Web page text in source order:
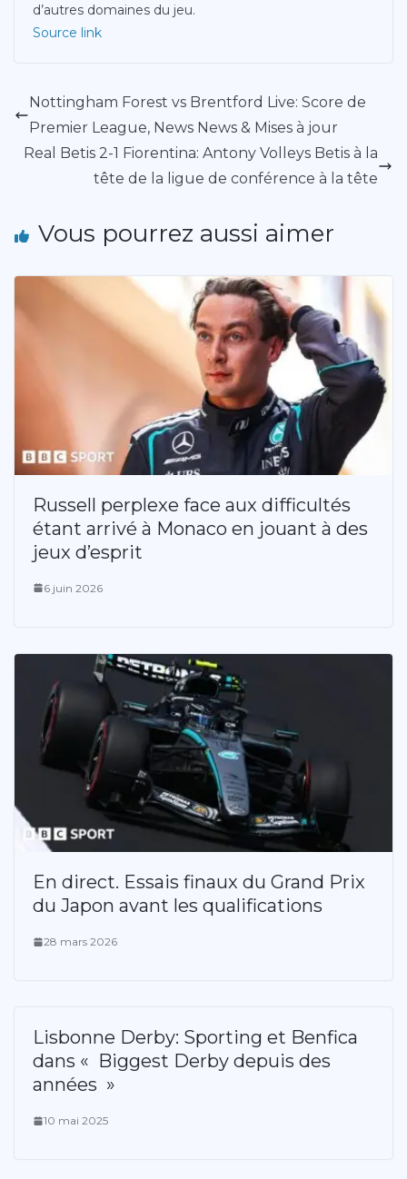
d’autres domaines du jeu.
Source link
Nottingham Forest vs Brentford Live: Score de
Premier League, News News & Mises à jour
Real Betis 2-1 Fiorentina: Antony Volleys Betis à la
tête de la ligue de conférence à la tête
Vous pourrez aussi aimer
Russell perplexe face aux difficultés
étant arrivé à Monaco en jouant à des
jeux d’esprit
6 juin 2026
En direct. Essais finaux du Grand Prix
du Japon avant les qualifications
28 mars 2026
Lisbonne Derby: Sporting et Benfica
dans « Biggest Derby depuis des
années »
10 mai 2025